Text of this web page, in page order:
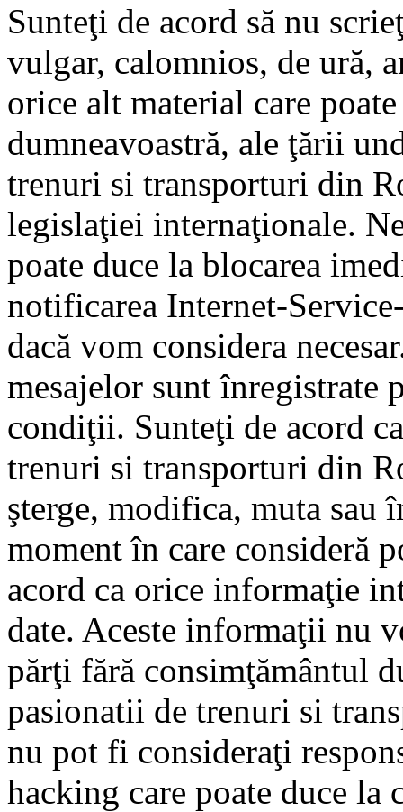
Sunteţi de acord să nu
vulgar, calomnios, de ură,
orice alt material care
dumneavoastră, ale ţării
trenuri si transporturi din
legislaţiei internaţionale.
poate duce la blocarea
notificarea Internet-
dacă vom considera
mesajelor sunt înregistrate
condiţii. Sunteţi de acord
trenuri si transporturi din
şterge, modifica, muta sau
moment în care consideră
acord ca orice informaţie
date. Aceste informaţii nu
părţi fără consimţământul
pasionatii de trenuri si
nu pot fi consideraţi
hacking care poate duce la